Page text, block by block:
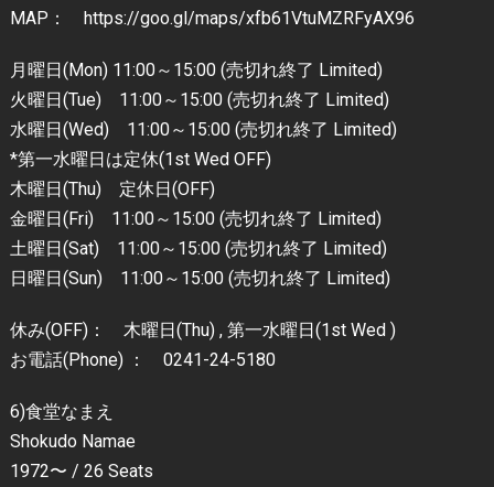
MAP： https://goo.gl/maps/xfb61VtuMZRFyAX96
月曜日(Mon) 11:00～15:00 (売切れ終了 Limited)
火曜日(Tue) 11:00～15:00 (売切れ終了 Limited)
水曜日(Wed) 11:00～15:00 (売切れ終了 Limited)
*第一水曜日は定休(1st Wed OFF)
木曜日(Thu) 定休日(OFF)
金曜日(Fri) 11:00～15:00 (売切れ終了 Limited)
土曜日(Sat) 11:00～15:00 (売切れ終了 Limited)
日曜日(Sun) 11:00～15:00 (売切れ終了 Limited)
休み(OFF)： 木曜日(Thu) , 第一水曜日(1st Wed )
お電話(Phone) ： 0241-24-5180
6)食堂なまえ
Shokudo Namae
1972〜 / 26 Seats